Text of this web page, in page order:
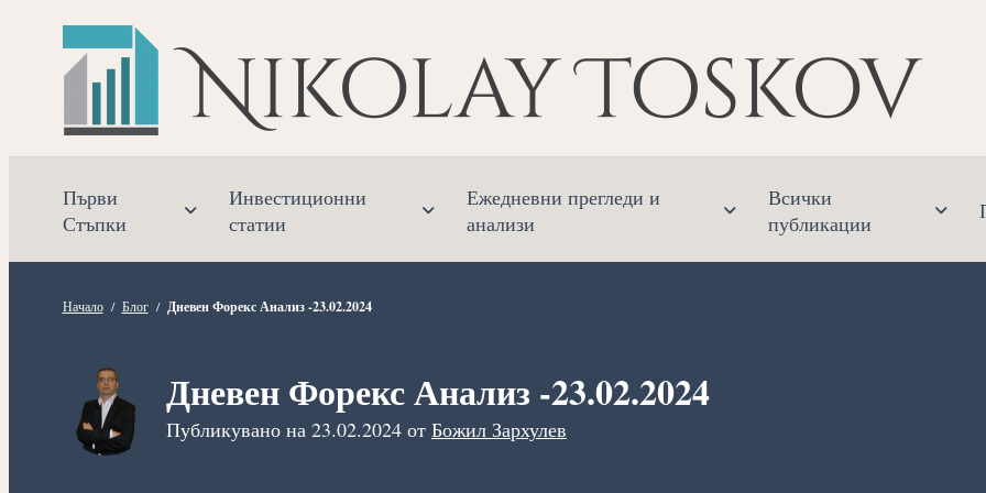
Прескочете
съдържанието
Първи
Стъпки
Инвестиционни
статии
Ежедневни прегледи и
анализи
Всички
публикации
Начало / Блог / Дневен Форекс Анализ -23.02.2024
Дневен Форекс Анализ -23.02.2024
Публикувано на 23.02.2024 от Божил Зархулев